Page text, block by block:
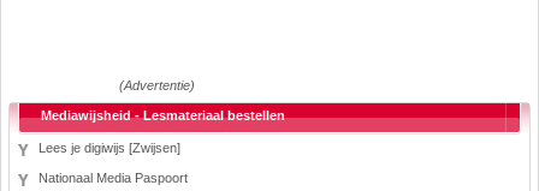
(Advertentie)
Mediawijsheid - Lesmateriaal bestellen
Lees je digiwijs [Zwijsen]
Nationaal Media Paspoort